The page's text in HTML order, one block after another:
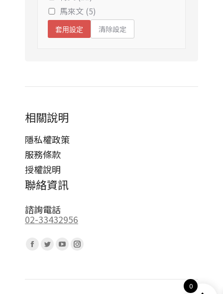
馬來文 (5)
套用設定 清除設定
相關說明
隱私權政策
服務條款
授權說明
聯絡資訊
諮詢電話
02-33432956
Facebook
opens
Twitter
opens
YouTube
opens
Instagram
opens
0